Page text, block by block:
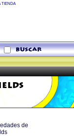
TIENDA
buscar
de